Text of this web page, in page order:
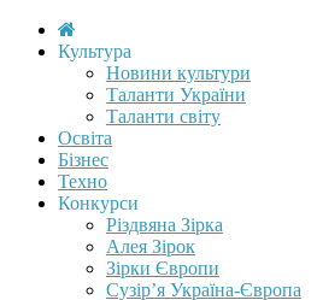
Культура
Новини культури
Таланти України
Таланти світу
Освіта
Бізнес
Техно
Конкурси
Різдвяна Зірка
Алея Зірок
Зірки Європи
Сузір’я Україна-Європа